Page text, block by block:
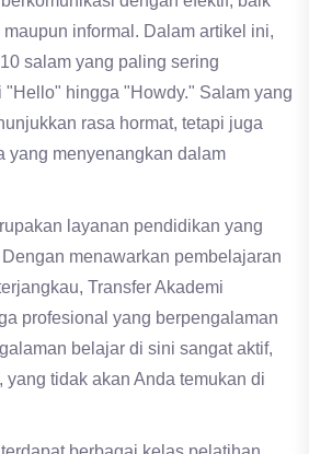
informal. Dalam artikel ini,
salam yang paling sering
hingga "Howdy." Salam yang
rasa hormat, tetapi juga
yang menyenangkan dalam
layanan pendidikan yang
menawarkan pembelajaran
Transfer Akademi
profesional yang berpengalaman
belajar di sini sangat aktif,
yang tidak akan Anda temukan di